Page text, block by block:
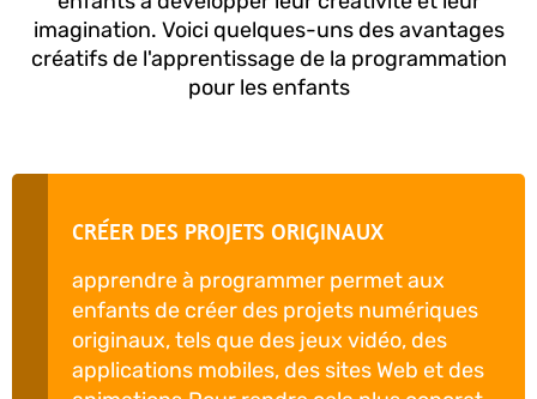
imagination. Voici quelques-uns des avantages
créatifs de l'apprentissage de la programmation
pour les enfants
CRÉER DES PROJETS ORIGINAUX
apprendre à programmer permet aux
enfants de créer des projets numériques
originaux, tels que des jeux vidéo, des
applications mobiles, des sites Web et des